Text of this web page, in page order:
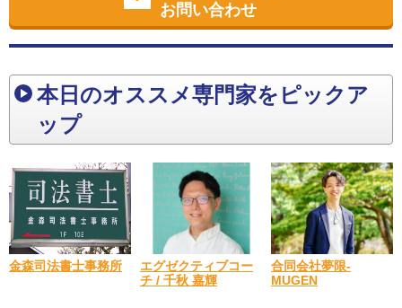
お問い合わせ
本日のオススメ専門家をピックア
ップ
金森司法書士事務所
エグゼクティブコー
チ / 千秋 嘉輝
合同会社夢限-
MUGEN